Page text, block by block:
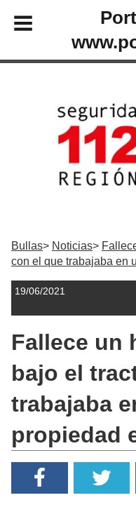
Bullas Noticias
con el que trabajaba en
19/06/2021
Fallece un
bajo el
trabajaba
propiedad